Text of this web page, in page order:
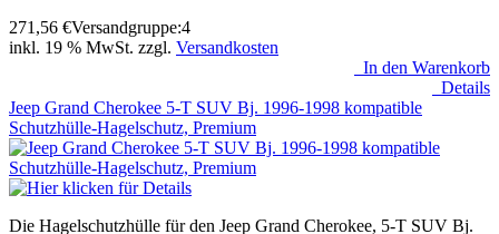
271,56 €Versandgruppe:4
inkl. 19 % MwSt. zzgl. Versandkosten
In den Warenkorb
Details
Jeep Grand Cherokee 5-T SUV Bj. 1996-1998 kompatible
Schutzhülle-Hagelschutz, Premium
Die Hagelschutzhülle für den Jeep Grand Cherokee, 5-T SUV Bj.